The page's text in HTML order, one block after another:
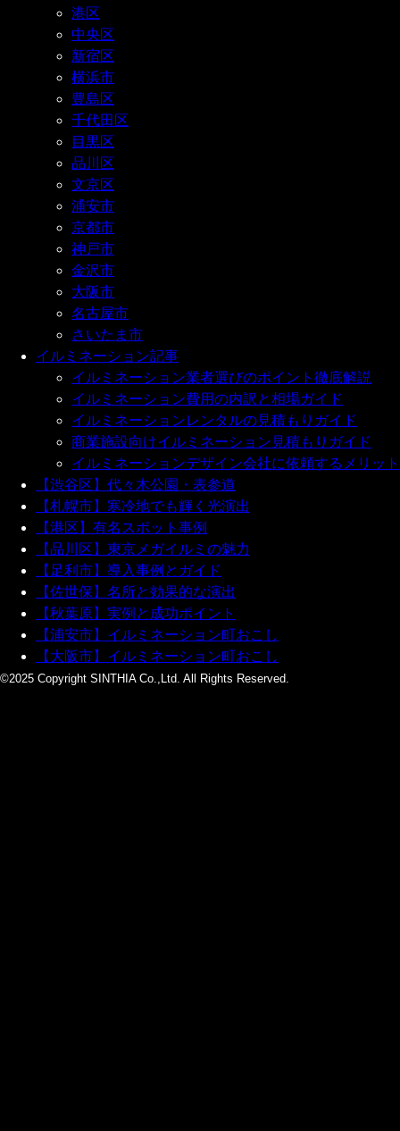
港区
中央区
新宿区
横浜市
豊島区
千代田区
目黒区
品川区
文京区
浦安市
京都市
神戸市
金沢市
大阪市
名古屋市
さいたま市
イルミネーション記事
イルミネーション業者選びのポイント徹底解説
イルミネーション費用の内訳と相場ガイド
イルミネーションレンタルの見積もりガイド
商業施設向けイルミネーション見積もりガイド
イルミネーションデザイン会社に依頼するメリット
【渋谷区】代々木公園・表参道
【札幌市】寒冷地でも輝く光演出
【港区】有名スポット事例
【品川区】東京メガイルミの魅力
【足利市】導入事例とガイド
【佐世保】名所と効果的な演出
【秋葉原】実例と成功ポイント
【浦安市】イルミネーション町おこし
【大阪市】イルミネーション町おこし
©2025 Copyright SINTHIA Co.,Ltd. All Rights Reserved.